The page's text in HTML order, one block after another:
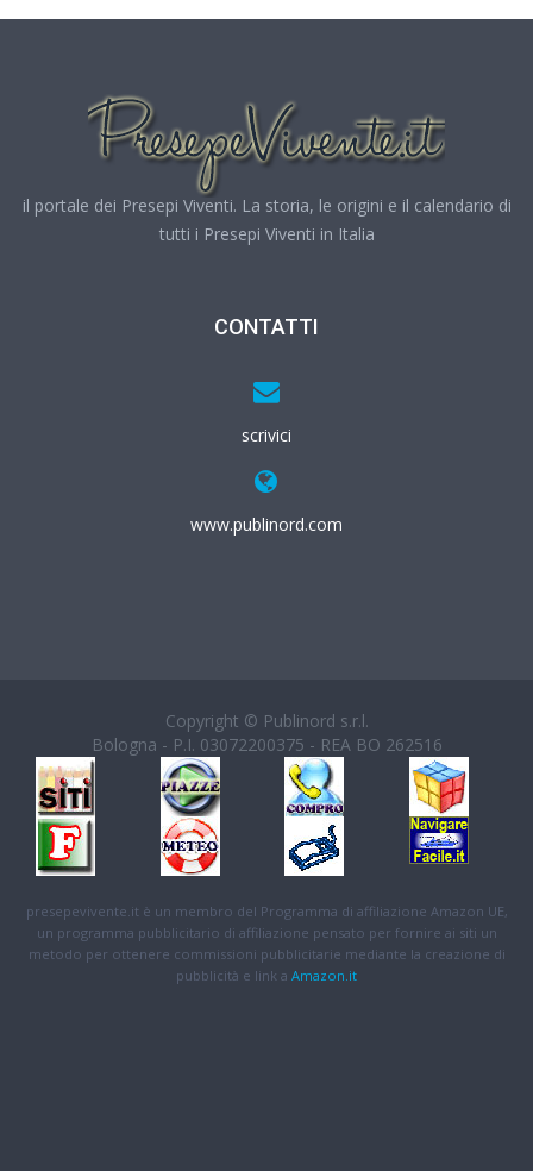
il portale dei Presepi Viventi. La storia, le origini e il calendario di
tutti i Presepi Viventi in Italia
CONTATTI
scrivici
www.publinord.com
Copyright © Publinord s.r.l.
Bologna - P.I. 03072200375 - REA BO 262516
presepevivente.it è un membro del Programma di affiliazione Amazon UE,
un programma pubblicitario di affiliazione pensato per fornire ai siti un
metodo per ottenere commissioni pubblicitarie mediante la creazione di
pubblicità e link a Amazon.it